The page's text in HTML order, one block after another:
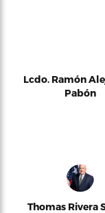
Lcdo. Ramón
Pabón
Thomas Rivera